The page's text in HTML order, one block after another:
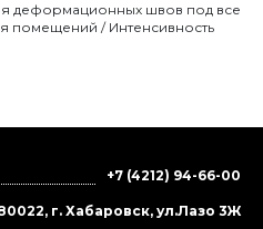
деформационных швов под все
помещений / Интенсивность
+7 (4212) 94-66-00
г. Хабаровск, ул.Лазо 3Ж